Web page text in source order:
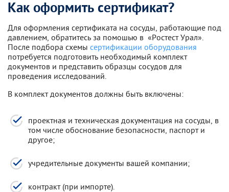
Как оформить сертификат?
Для оформления сертификата на сосуды, работающие под
давлением, обратитесь за помошью в «Ростест Урал».
После подбора схемы сертификации оборудования
потребуется подготовить необходимый комплект
документов и представить образцы сосудов для
проведения исследований.
В комплект документов должны быть включены:
проектная и техническая документация на сосуды, в
том числе обоснование безопасности, паспорт и
другое;
учредительные документы вашей компании;
контракт (при импорте).